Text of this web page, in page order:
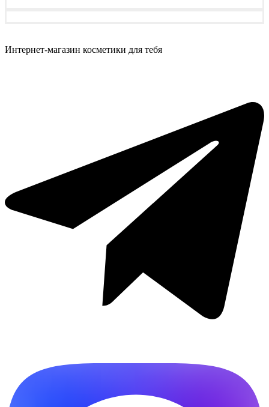
Интернет-магазин косметики для тебя